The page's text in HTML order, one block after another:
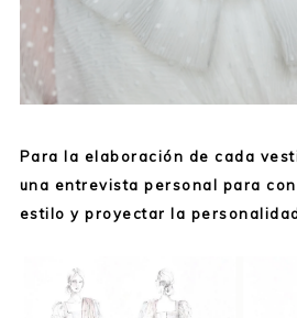
Para la elaboración de cada
una entrevista personal para
estilo y proyectar la